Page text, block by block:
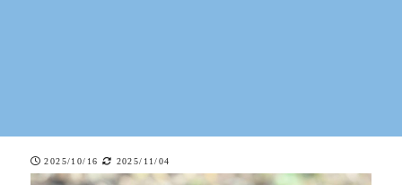
2025/10/16 2025/11/04